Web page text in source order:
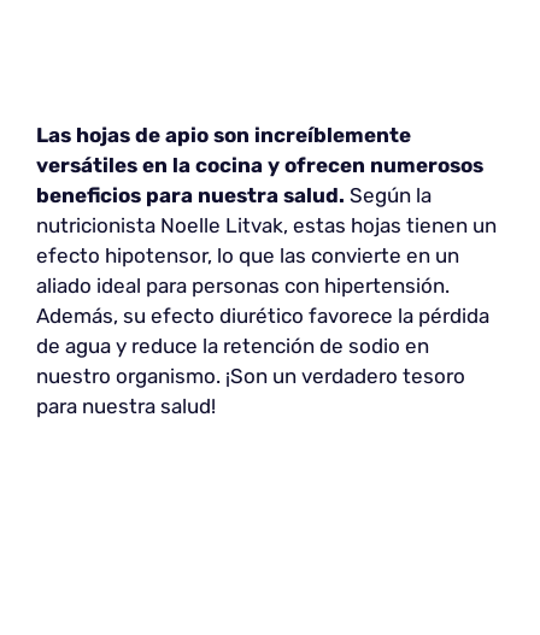
Las hojas de apio son increíblemente
versátiles en la cocina y ofrecen numerosos
beneficios para nuestra salud. Según la
nutricionista Noelle Litvak, estas hojas tienen un
efecto hipotensor, lo que las convierte en un
aliado ideal para personas con hipertensión.
Además, su efecto diurético favorece la pérdida
de agua y reduce la retención de sodio en
nuestro organismo. ¡Son un verdadero tesoro
para nuestra salud!